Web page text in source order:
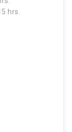
hrs.